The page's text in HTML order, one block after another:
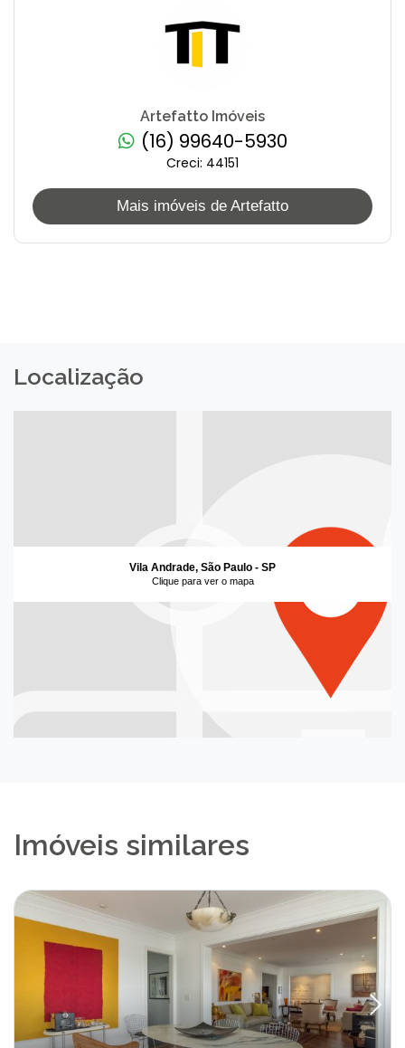
Artefatto Imóveis
(16) 99640-5930
Creci: 44151
Mais imóveis de Artefatto
Localização
Vila Andrade, São Paulo - SP
Clique para ver o mapa
Imóveis similares